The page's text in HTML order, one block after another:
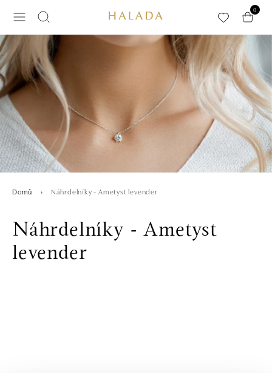
0
Domů Náhrdelníky - Ametyst levender
Náhrdelníky - Ametyst
levender